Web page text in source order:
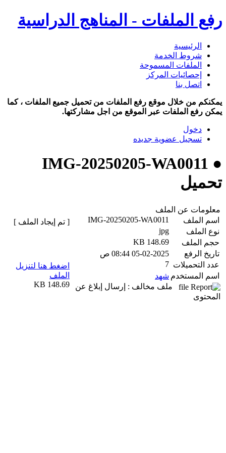
رفع الملفات - المناهج الدراسية
الرئيسية
شروط الخدمة
الملفات المسموحة
إحصائيات المركز
اتصل بنا
يمكنكم من خلال موقع رفع الملفات من تحميل جميع الملفات ، كما
يمكن رفع الملفات عبر الموقع من اجل مشاركتها.
دخول
تسجيل عضوية جديده
● IMG-20250205-WA0011
تحميل
معلومات عن الملف
اسم الملف
IMG-20250205-WA0011
نوع الملف
jpg
حجم الملف
148.69 KB
تاريخ الرفع
05-02-2025 08:44 ص
عدد التحميلات 7
اسم المستخدم شهد
ملف مخالف : إرسال إبلاغ عن
المحتوى
[ تم إيجاد الملف ]
اضغط هنا لتنزيل
الملف
148.69 KB